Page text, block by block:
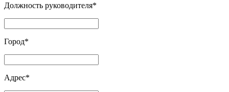
Должность руководителя*
Город*
Адрес*